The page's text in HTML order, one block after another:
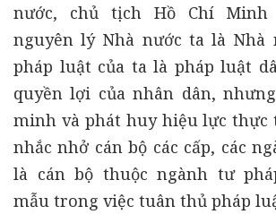
nước, chủ tịch Hồ Chí
nguyên lý Nhà nước ta là Nhà
pháp luật của ta là pháp luật
quyền lợi của nhân dân,
minh và phát huy hiệu lực thực
nhắc nhở cán bộ các cấp, các
là cán bộ thuộc ngành tư
mẫu trong việc tuân thủ pháp